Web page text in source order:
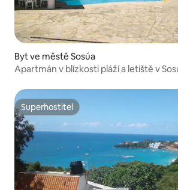
Byt ve městě Sosúa
Apartmán v blízkosti pláží a letiště v
Superhostitel
Superhostitel